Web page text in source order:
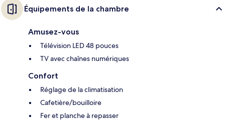
Équipements de la chambre
Amusez-vous
Télévision LED 48 pouces
TV avec chaînes numériques
Confort
Réglage de la climatisation
Cafetière/bouilloire
Fer et planche à repasser